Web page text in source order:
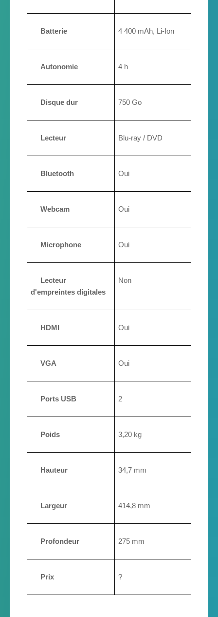
Batterie 4 400 mAh, Li-Ion
Autonomie 4 h
Disque dur 750 Go
Lecteur Blu-ray / DVD
Bluetooth Oui
Webcam Oui
Microphone Oui
Lecteur
d'empreintes digitales
Non
HDMI Oui
VGA Oui
Ports USB 2
Poids 3,20 kg
Hauteur 34,7 mm
Largeur 414,8 mm
Profondeur 275 mm
Prix ?